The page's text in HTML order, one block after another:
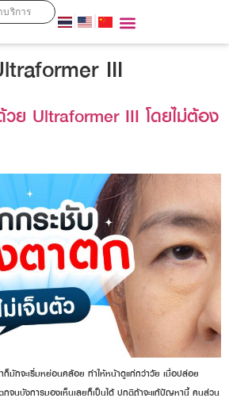
III
ย Ultraformer III โดยไม่ต้อง
มักจะเริ่มหย่อนคล้อย ทำให้หน้าดูแก่กว่าวัย เมื่อปล่อย
จนบังการมองเห็นเลยก็เป็นได้ ปกติถ้าจะแก้ปัญหานี้ คนส่วน